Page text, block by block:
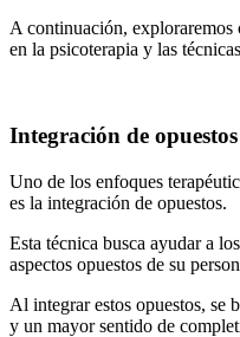
A continuación, exploraremos
en la psicoterapia y las
Integración de
Uno de los enfoques
es la integración de opuestos.
Esta técnica busca ayudar a
aspectos opuestos de su
Al integrar estos opuestos, se
y un mayor sentido de